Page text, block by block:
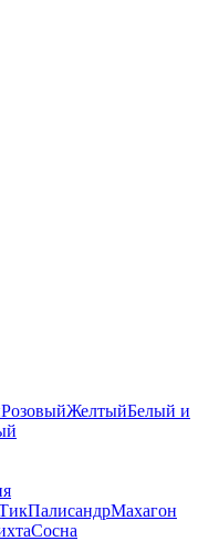
РозовыйЖелтыйБелый и
ПалисандрМахагон
Сосна